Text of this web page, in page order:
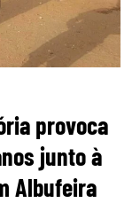
provoca
junto à
Albufeira